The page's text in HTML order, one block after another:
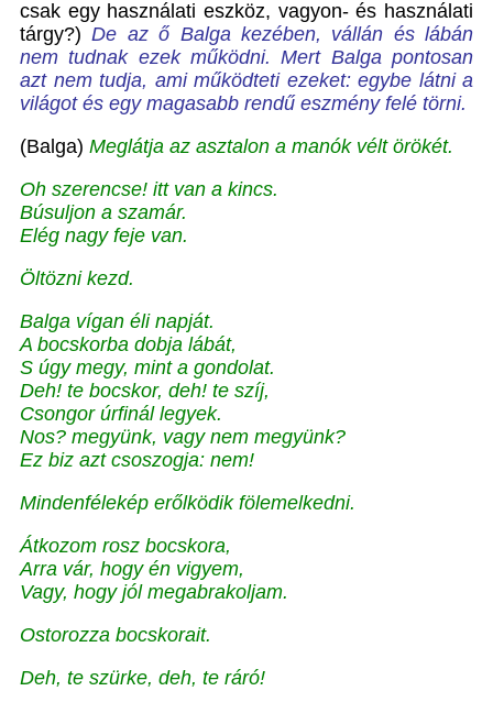
csak egy használati eszköz, vagyon- és használati
tárgy?) De az ő Balga kezében, vállán és lábán
nem tudnak ezek működni. Mert Balga pontosan
azt nem tudja, ami működteti ezeket: egybe látni a
világot és egy magasabb rendű eszmény felé törni.
(Balga) Meglátja az asztalon a manók vélt örökét.
Oh szerencse! itt van a kincs.
Búsuljon a szamár.
Elég nagy feje van.
Öltözni kezd.
Balga vígan éli napját.
A bocskorba dobja lábát,
S úgy megy, mint a gondolat.
Deh! te bocskor, deh! te szíj,
Csongor úrfinál legyek.
Nos? megyünk, vagy nem megyünk?
Ez biz azt csoszogja: nem!
Mindenfélekép erőlködik fölemelkedni.
Átkozom rosz bocskora,
Arra vár, hogy én vigyem,
Vagy, hogy jól megabrakoljam.
Ostorozza bocskorait.
Deh, te szürke, deh, te ráró!